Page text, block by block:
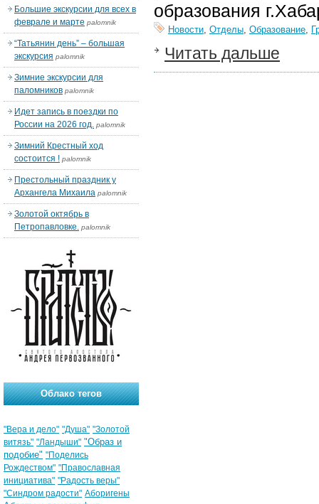
образования
Новости, Отделы, Образование,
Читать дальше
Большие экскурсии для всех в
феврале и марте palomnik
“Татьянин день” – большая
экскурсия palomnik
Зимние экскурсии для
паломников palomnik
Идет запись в поездки по
России на 2026 год. palomnik
Зимний Крестный ход
состоится ! palomnik
Престольный праздник у
Архангела Михаила palomnik
Золотой октябрь в
Петропавловке. palomnik
Облако тегов
"Вера и дело" "Душа" "Золотой
витязь" "Ландыши" "Образ и
подобие" "Поделись
Рождеством" "Православная
инициатива" "Радость веры"
"Синдром радости" Аборигены